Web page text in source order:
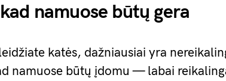
namuose būtų gera
katės, dažniausiai yra
namuose būtų įdomu — labai